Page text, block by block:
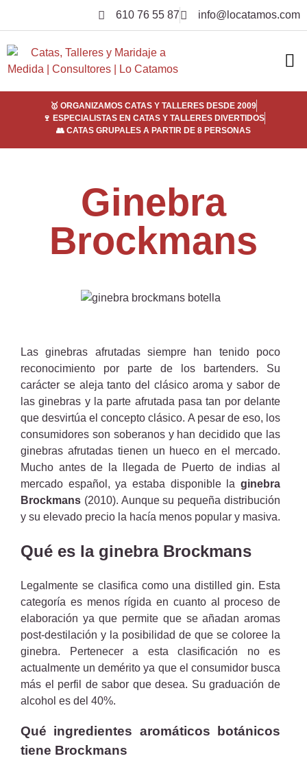
610 76 55 87 info@locatamos.com
🥇 ORGANIZAMOS CATAS Y TALLERES DESDE 2009
🍷 ESPECIALISTAS EN CATAS Y TALLERES DIVERTIDOS
👥 CATAS GRUPALES A PARTIR DE 8 PERSONAS
Ginebra
Brockmans
Las ginebras afrutadas siempre han tenido poco
reconocimiento por parte de los bartenders. Su
carácter se aleja tanto del clásico aroma y sabor de
las ginebras y la parte afrutada pasa tan por delante
que desvirtúa el concepto clásico. A pesar de eso, los
consumidores son soberanos y han decidido que las
ginebras afrutadas tienen un hueco en el mercado.
Mucho antes de la llegada de Puerto de indias al
mercado español, ya estaba disponible laginebra
Brockmans (2010). Aunque su pequeña distribución
y su elevado precio la hacía menos popular y masiva.
Qué es la ginebra Brockmans
Legalmente se clasifica como una distilled gin. Esta
categoría es menos rígida en cuanto al proceso de
elaboración ya que permite que se añadan aromas
post-destilación y la posibilidad de que se coloree la
ginebra. Pertenecer a esta clasificación no es
actualmente un demérito ya que el consumidor busca
más el perfil de sabor que desea. Su graduación de
alcohol es del 40%.
Qué ingredientes aromáticos botánicos
tiene Brockmans